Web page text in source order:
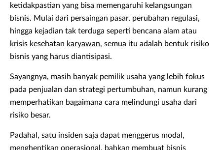
ketidakpastian yang bisa memengaruhi kelangsungan
bisnis. Mulai dari persaingan pasar, perubahan regulasi,
hingga kejadian tak terduga seperti bencana alam atau
krisis kesehatan karyawan, semua itu adalah bentuk risiko
bisnis yang harus diantisipasi.
Sayangnya, masih banyak pemilik usaha yang lebih fokus
pada penjualan dan strategi pertumbuhan, namun kurang
memperhatikan bagaimana cara melindungi usaha dari
risiko besar.
Padahal, satu insiden saja dapat menggerus modal,
menghentikan operasional, bahkan membuat bisnis